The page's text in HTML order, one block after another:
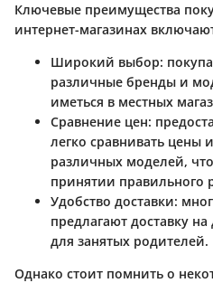
Ключевые преимущества
интернет-магазинах
Широкий выбор:
различные бренды и
иметься в местных
Сравнение цен:
легко сравнивать цены
различных моделей,
принятии правильного
Удобство доставки:
предлагают доставку
для занятых родителей.
Однако стоит помнить о